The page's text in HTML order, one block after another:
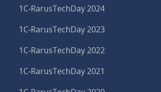
1C‑RarusTechDay 2024
1C‑RarusTechDay 2023
1C‑RarusTechDay 2022
1C‑RarusTechDay 2021